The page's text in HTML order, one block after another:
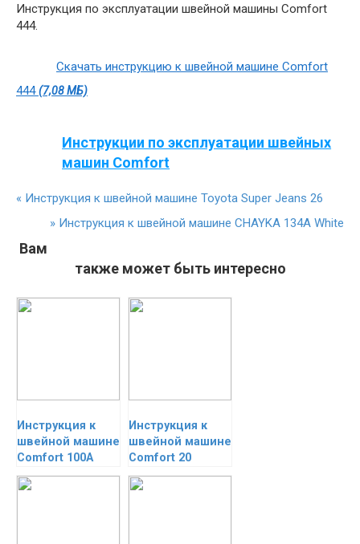
Инструкция по эксплуатации швейной машины Comfort
444.
Скачать инструкцию к швейной машине Comfort
444(7,08 МБ)
Инструкции по эксплуатации швейных
машин Comfort
« Инструкция к швейной машине Toyota Super Jeans 26
» Инструкция к швейной машине CHAYKA 134А White
Вам
также может быть интересно
Инструкция к
швейной машине
Comfort 100A
Инструкция к
швейной машине
Comfort 20